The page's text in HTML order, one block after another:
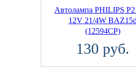
Автолампа PHILIPS
12V 21/4W BAZ15d
(12594CP)
130 руб.